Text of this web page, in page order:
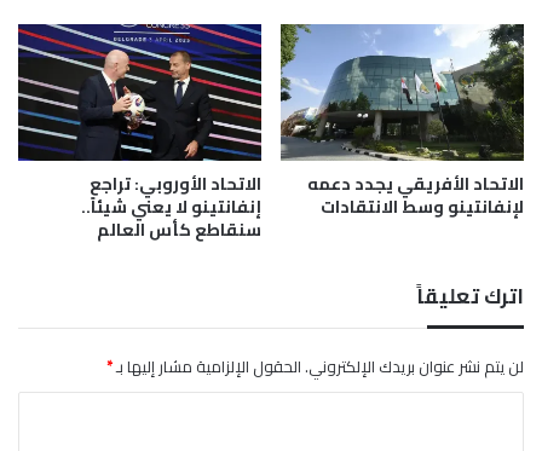
ل
أ
ر
ج
ن
ت
ي
ن
ل
أ
خ
ض
ر
ب
ع
د
د
ت
ه
إ
ل
الاتحاد الأفريقي يجدد دعمه
لإنفانتينو وسط الانتقادات
الاتحاد الأوروبي: تراجع
إنفانتينو لا يعني شيئاً..
سنقاطع كأس العالم
اترك تعليقاً
لن يتم نشر عنوان بريدك الإلكتروني.الحقول الإلزامية مشار إليها بـ*